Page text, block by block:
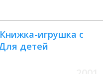
игрушка с
детей